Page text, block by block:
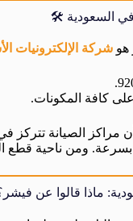
في السعودية 🛠️
هو شركة الإلكترونيات
كافة المكونات.
مراكز الصيانة تتركز
ومن ناحية قطع
ماذا قالوا عن